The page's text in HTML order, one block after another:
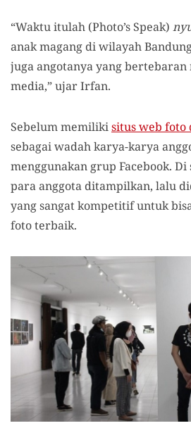
“Waktu itulah (Photo’s Speak)
anak magang di wilayah
juga angotanya yang bertebaran
media,” ujar Irfan.
Sebelum memilikisitus web foto
sebagai wadah karya-karya
menggunakan grup Facebook.
para anggota ditampilkan, lalu
yang sangat kompetitif untuk
foto terbaik.